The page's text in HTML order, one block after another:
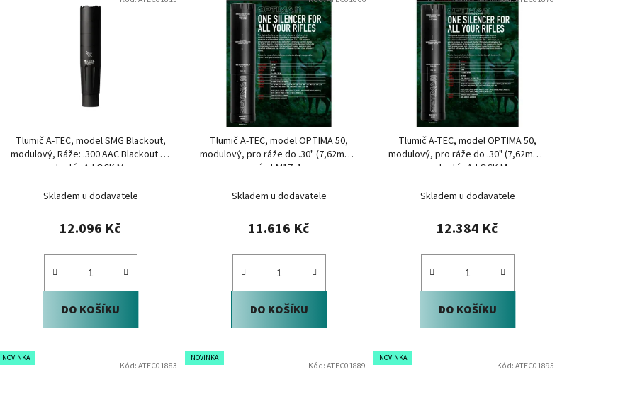
t
Tlumič A-TEC, model SMG Blackout,
modulový, Ráže: .300 AAC Blackout na
adaptér A-LOCK Mini
Skladem u dodavatele
12.096 Kč
DO KOŠÍKU
Tlumič A-TEC, model OPTIMA 50,
modulový, pro ráže do .30" (7,62mm),
na závit M17x1mm
Skladem u dodavatele
11.616 Kč
DO KOŠÍKU
Tlumič A-TEC, model OPTIMA 50,
modulový, pro ráže do .30" (7,62mm),
na adaptér A-LOCK Mini
Skladem u dodavatele
12.384 Kč
DO KOŠÍKU
NOVINKA
Kód:ATEC01883
NOVINKA
Kód:ATEC01889
NOVINKA
Kód:ATEC01895